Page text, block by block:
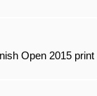
Open 2015 print